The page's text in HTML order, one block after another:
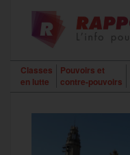
contenu
Classes
en lutte
Pouvoirs et
contre-pouvoirs